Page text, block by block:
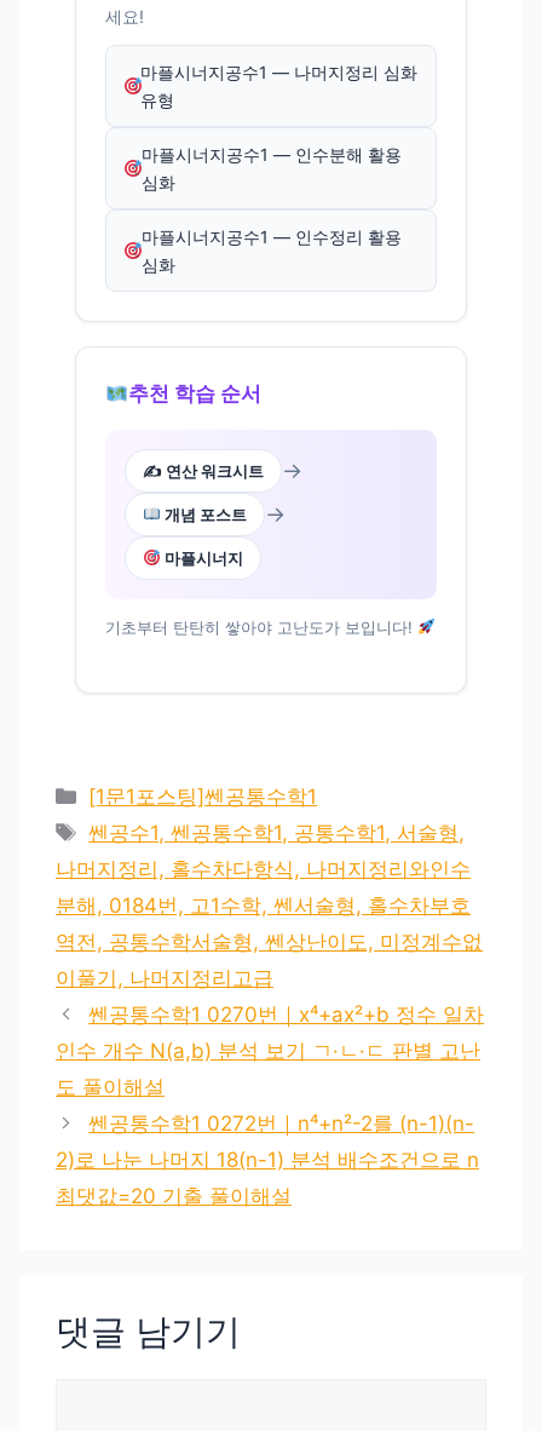
세요!
마플시너지공수1 — 나머지정리 심화
유형
마플시너지공수1 — 인수분해 활용
심화
마플시너지공수1 — 인수정리 활용
심화
추천 학습 순서
✍️ 연산 워크시트 →
개념 포스트 →
마플시너지
기초부터 탄탄히 쌓아야 고난도가 보입니다!
카
테
리
[1문1포스팅]쎈공통수학1
태
그
쎈공수1, 쎈공통수학1, 공통수학1, 서술형,
나머지정리, 홀수차다항식, 나머지정리와인수
분해, 0184번, 고1수학, 쎈서술형, 홀수차부호
역전, 공통수학서술형, 쎈상난이도, 미정계수없
이풀기, 나머지정리고급
쎈공통수학1 0270번｜x⁴+ax²+b 정수 일차
인수 개수 N(a,b) 분석 보기 ㄱ·ㄴ·ㄷ 판별 고난
도 풀이해설
쎈공통수학1 0272번｜n⁴+n²-2를 (n-1)(n-
2)로 나눈 나머지 18(n-1) 분석 배수조건으로 n
최댓값=20 기출 풀이해설
댓글 남기기